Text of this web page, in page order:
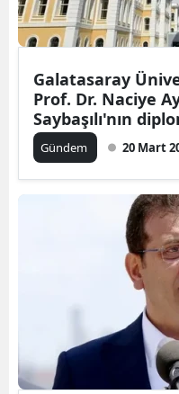
Galatasaray
Prof. Dr. Naciye
Saybaşılı'nın
Gündem 20 Mart